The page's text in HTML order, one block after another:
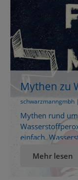
Mythen zu
schwarzmanngmbh
Mythen rund
einfach.
Verbindung mit
kann so ohne
Mehr lesen